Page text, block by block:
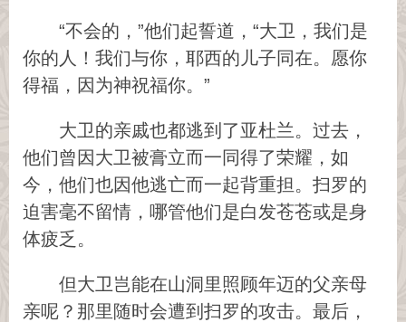
“不会的，”他们起誓道，“大卫，我们是
你的人！我们与你，耶西的儿子同在。愿你
得福，因为神祝福你。”
大卫的亲戚也都逃到了亚杜兰。过去，
他们曾因大卫被膏立而一同得了荣耀，如
今，他们也因他逃亡而一起背重担。扫罗的
迫害毫不留情，哪管他们是白发苍苍或是身
体疲乏。
但大卫岂能在山洞里照顾年迈的父亲母
亲呢？那里随时会遭到扫罗的攻击。最后，